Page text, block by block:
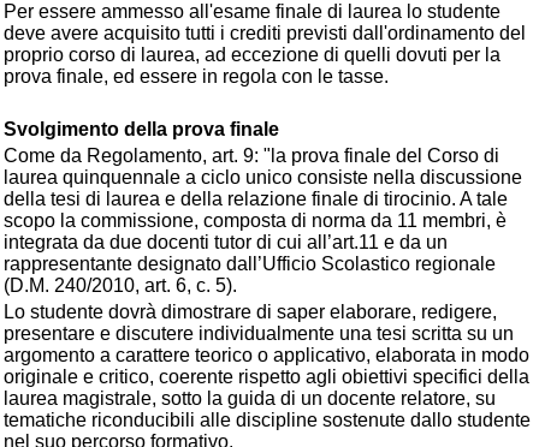
Per essere ammesso all'esame finale di laurea lo studente
deve avere acquisito tutti i crediti previsti dall'ordinamento del
proprio corso di laurea, ad eccezione di quelli dovuti per la
prova finale, ed essere in regola con le tasse.
Svolgimento della prova finale
Come da Regolamento, art. 9: "la prova finale del Corso di
laurea quinquennale a ciclo unico consiste nella discussione
della tesi di laurea e della relazione finale di tirocinio. A tale
scopo la commissione, composta di norma da 11 membri, è
integrata da due docenti tutor di cui all’art.11 e da un
rappresentante designato dall’Ufficio Scolastico regionale
(D.M. 240/2010, art. 6, c. 5).
Lo studente dovrà dimostrare di saper elaborare, redigere,
presentare e discutere individualmente una tesi scritta su un
argomento a carattere teorico o applicativo, elaborata in modo
originale e critico, coerente rispetto agli obiettivi specifici della
laurea magistrale, sotto la guida di un docente relatore, su
tematiche riconducibili alle discipline sostenute dallo studente
nel suo percorso formativo.